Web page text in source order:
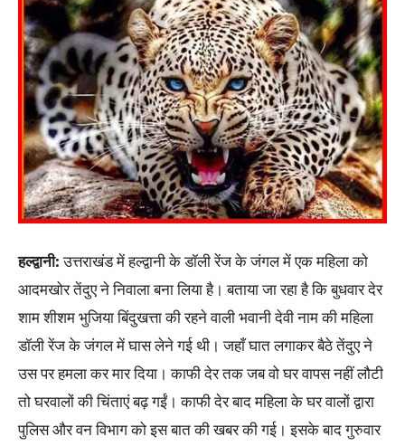
हल्द्वानी:उत्तराखंड में हल्द्वानी के डॉली रेंज के जंगल में एक महिला को
आदमखोर तेंदुए ने निवाला बना लिया है। बताया जा रहा है कि बुधवार देर
शाम शीशम भुजिया बिंदुखत्ता की रहने वाली भवानी देवी नाम की महिला
डॉली रेंज के जंगल में घास लेने गई थी। जहाँ घात लगाकर बैठे तेंदुए ने
उस पर हमला कर मार दिया। काफी देर तक जब वो घर वापस नहीं लौटी
तो घरवालों की चिंताएं बढ़ गईं। काफी देर बाद महिला के घर वालों द्वारा
पुलिस और वन विभाग को इस बात की खबर की गई। इसके बाद गुरुवार